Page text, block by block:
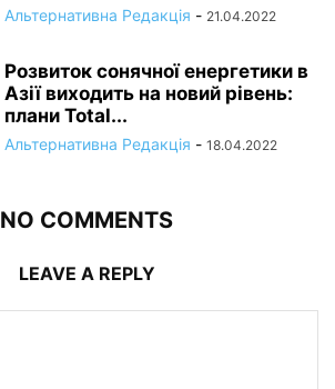
Альтернативна Редакція - 21.04.2022
Розвиток сонячної енергетики в
Азії виходить на новий рівень:
плани Total...
Альтернативна Редакція - 18.04.2022
NO COMMENTS
LEAVE A REPLY